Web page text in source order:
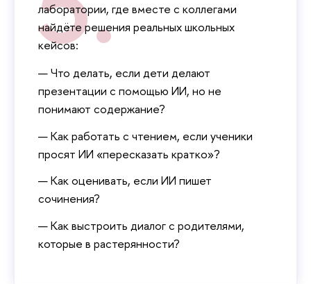
лаборатории, где вместе с коллегами
найдёте решения реальных школьных
кейсов:
Что делать, если дети делают
презентации с помощью ИИ, но не
понимают содержание?
Как работать с чтением, если ученики
просят ИИ «пересказать кратко»?
Как оценивать, если ИИ пишет
сочинения?
Как выстроить диалог с родителями,
которые в растерянности?